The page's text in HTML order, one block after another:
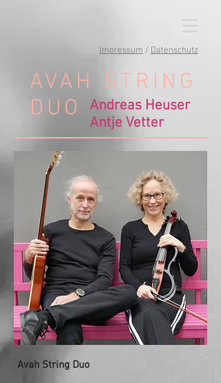
Impressum / Datenschutz
AVAH STRING
DUO
Andreas Heuser
Antje Vetter
Avah String Duo